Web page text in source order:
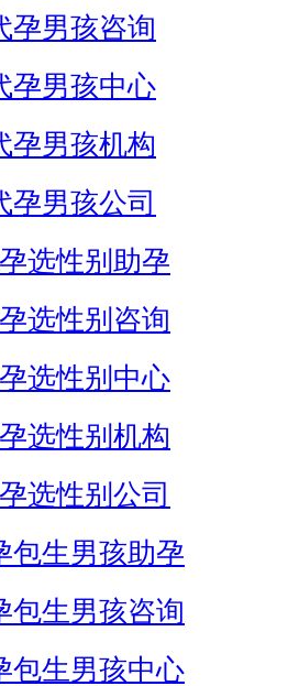
孕男孩咨询
孕男孩中心
孕男孩机构
孕男孩公司
选性别助孕
选性别咨询
选性别中心
选性别机构
选性别公司
包生男孩助孕
包生男孩咨询
包生男孩中心